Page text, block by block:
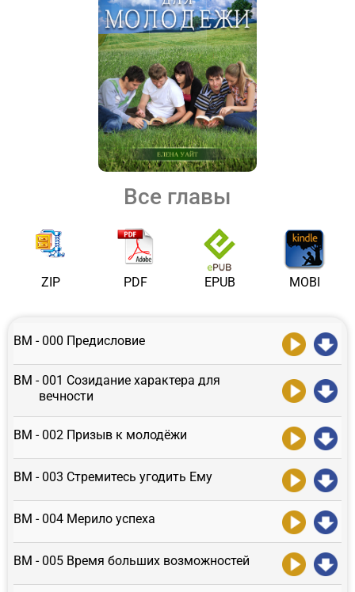
Все главы
ZIP PDF EPUB MOBI
ВМ - 000 Предисловие
ВМ - 001 Созидание характера для
вечности
ВМ - 002 Призыв к молодёжи
ВМ - 003 Стремитесь угодить Ему
ВМ - 004 Мерило успеха
ВМ - 005 Время больших возможностей